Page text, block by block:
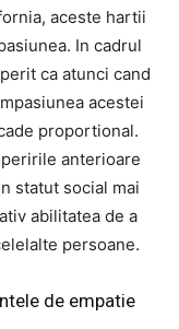
aceste hartii
In cadrul
ca atunci cand
acestei
proportional.
anterioare
statut social mai
abilitatea de a
persoane.
de empatie